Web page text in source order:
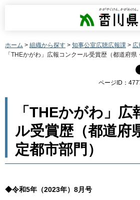
香川県
ホーム > 組織から探す > 知事公室広聴広報課 > 広
「THEかがわ」広報コンクール受賞歴（都道府県
ページID：
「THEかがわ」
ル受賞歴（都道府
定都市部門）
◆令和5年（2023年）8月号